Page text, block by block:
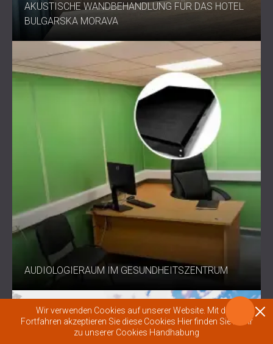
AKUSTISCHE WANDBEHANDLUNG FÜR DAS HOTEL
BULGARSKA MORAVA
AUDIOLOGIERAUM IM GESUNDHEITSZENTRUM
Wir verwenden Cookies auf unserer Website. Mit dem
Fortfahren akzeptieren Sie diese Cookies Hier finden Sie mehr
zu unserer Cookies Handhabung